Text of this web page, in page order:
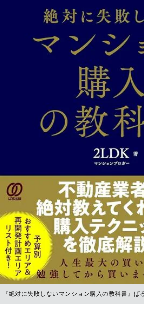
『絶対に失敗しないマンション購入の教科書』ぱ